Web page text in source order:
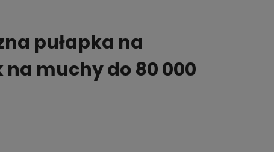
pułapka na
na muchy do 80 000